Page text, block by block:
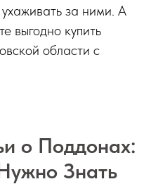
за ними. А
выгодно купить
области с
о Поддонах:
Знать